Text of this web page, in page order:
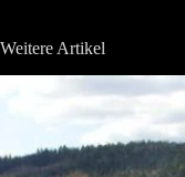
Weitere Artikel